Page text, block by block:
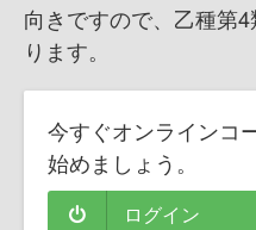
向きですので、乙種第
ります。
今すぐオンラインコ
始めましょう。
ログイン